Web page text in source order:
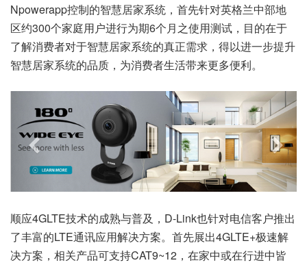
Npowerapp控制的智慧居家系统，首先针对英格兰中部地
区约300个家庭用户进行为期6个月之使用测试，目的在于
了解消费者对于智慧居家系统的真正需求，得以进一步提升
智慧居家系统的品质，为消费者生活带来更多便利。
顺应4GLTE技术的成熟与普及，D-Link也针对电信客户推出
了丰富的LTE通讯应用解决方案。首先展出4GLTE+极速解
决方案，相关产品可支持CAT9~12，在家中或在行进中皆